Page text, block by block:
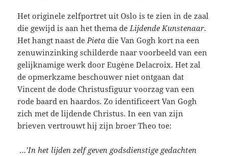
Het originele zelfportret uit Oslo is te zien in de zaal
die gewijd is aan het thema de Lijdende Kunstenaar.
Het hangt naast de Pietadie Van Gogh kort na een
zenuwinzinking schilderde naar voorbeeld van een
gelijknamige werk door Eugène Delacroix. Het zal
de opmerkzame beschouwer niet ontgaan dat
Vincent de dode Christusfiguur voorzag van een
rode baard en haardos. Zo identificeert Van Gogh
zich met de lijdende Christus. In een van zijn
brieven vertrouwt hij zijn broer Theo toe:
…’In het lijden zelf geven godsdienstige gedachten